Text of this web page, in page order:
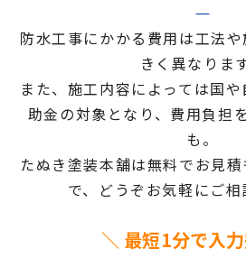
防水工事にかかる費用は工法
きく異なります
また、施工内容によっては国
助金の対象となり、費用負担
も。
たぬき塗装本舗は無料でお見
で、どうぞお気軽にご相
＼ 最短1分で入